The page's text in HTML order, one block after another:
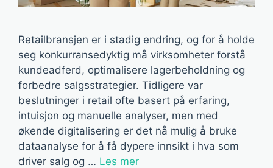
Retailbransjen er i stadig endring, og for å holde
seg konkurransedyktig må virksomheter forstå
kundeadferd, optimalisere lagerbeholdning og
forbedre salgsstrategier. Tidligere var
beslutninger i retail ofte basert på erfaring,
intuisjon og manuelle analyser, men med
økende digitalisering er det nå mulig å bruke
dataanalyse for å få dypere innsikt i hva som
driver salg og … Les mer